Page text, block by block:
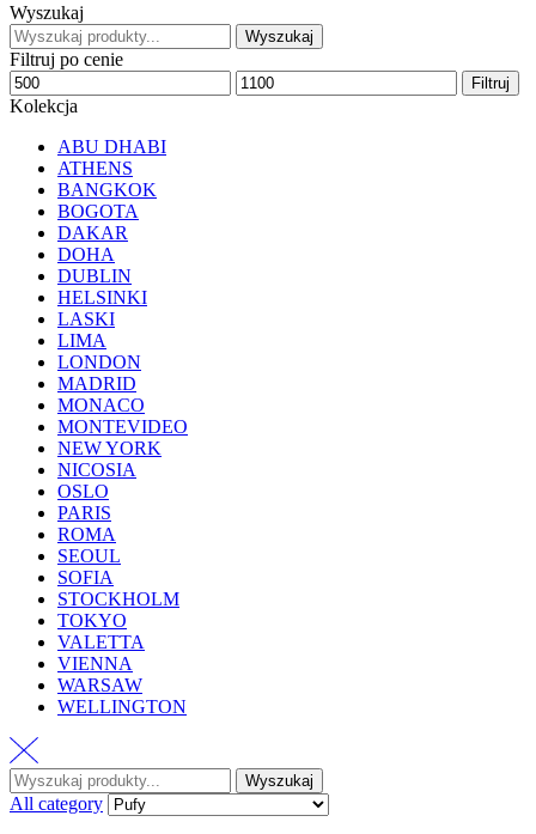
Wyszukaj
Wyszukaj
:
Wyszukaj
Filtruj po cenie
Min
price
Max
price
Filtruj
Kolekcja
ABU DHABI
ATHENS
BANGKOK
BOGOTA
DAKAR
DOHA
DUBLIN
HELSINKI
LASKI
LIMA
LONDON
MADRID
MONACO
MONTEVIDEO
NEW YORK
NICOSIA
OSLO
PARIS
ROMA
SEOUL
SOFIA
STOCKHOLM
TOKYO
VALETTA
VIENNA
WARSAW
WELLINGTON
Wyszukaj
:
Wyszukaj
All category